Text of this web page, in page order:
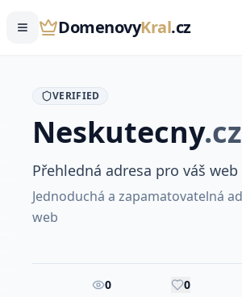
DomenovyKral.cz
VERIFIED
Neskutecny.cz
Přehledná adresa pro váš web
Jednoduchá a zapamatovatelná
web
0 0